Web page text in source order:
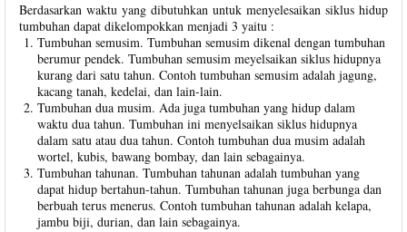
Berdasarkan waktu yang dibutuhkan untuk menyelesaikan siklus hidup
tumbuhan dapat dikelompokkan menjadi 3 yaitu :
Tumbuhan semusim. Tumbuhan semusim dikenal dengan tumbuhan
berumur pendek. Tumbuhan semusim meyelsaikan siklus hidupnya
kurang dari satu tahun. Contoh tumbuhan semusim adalah jagung,
kacang tanah, kedelai, dan lain-lain.
Tumbuhan dua musim. Ada juga tumbuhan yang hidup dalam
waktu dua tahun. Tumbuhan ini menyelsaikan siklus hidupnya
dalam satu atau dua tahun. Contoh tumbuhan dua musim adalah
wortel, kubis, bawang bombay, dan lain sebagainya.
Tumbuhan tahunan. Tumbuhan tahunan adalah tumbuhan yang
dapat hidup bertahun-tahun. Tumbuhan tahunan juga berbunga dan
berbuah terus menerus. Contoh tumbuhan tahunan adalah kelapa,
jambu biji, durian, dan lain sebagainya.